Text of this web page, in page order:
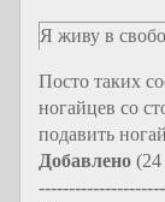
Я живу в
Посто таких
ногайцев со
подавить
Добавлено (24